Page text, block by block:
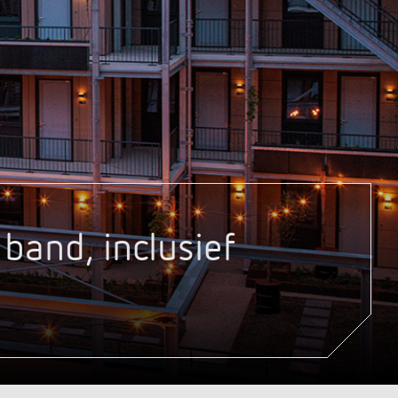
Serviceafstandsbedieningen
detectoren / stralers
Bevestigingsmateriaal melders /
stralers
Meer informatie
Impulsrelais: licht
eenvoudig, efficiënt en
voordelig schakelen
inclusief